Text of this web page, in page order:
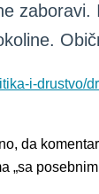
zaboravi.
i-drustvo/
da
„sa